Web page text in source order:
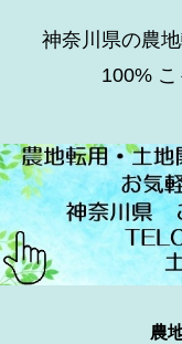
神奈川県の農
100%
農